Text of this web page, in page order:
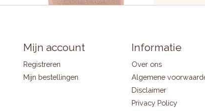
Mijn account
Registreren
Mijn bestellingen
Informatie
Over ons
Algemene
Disclaimer
Privacy Policy